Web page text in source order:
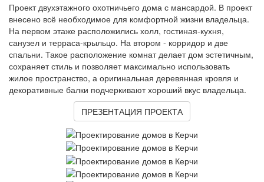
Проект двухэтажного охотничьего дома с мансардой. В проект
внесено всё необходимое для комфортной жизни владельца.
На первом этаже расположились холл, гостиная-кухня,
санузел и терраса-крыльцо. На втором - корридор и две
спальни. Такое расположение комнат делает дом эстетичным,
сохраняет стиль и позволяет максимально использовать
жилое пространство, а оригинальная деревянная кровля и
декоративные балки подчеркивают хороший вкус владельца.
ПРЕЗЕНТАЦИЯ ПРОЕКТА